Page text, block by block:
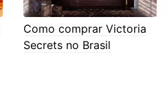
Como comprar Victoria
Secrets no Brasil